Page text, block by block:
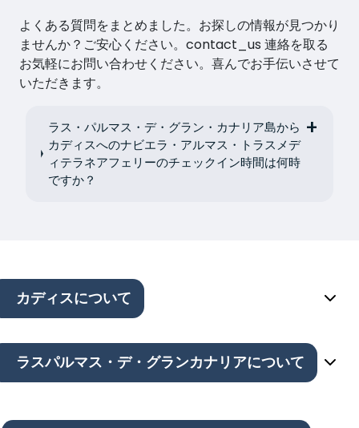
よくある質問をまとめました。お探しの情報が見つかり
ませんか？ご安心ください。contact_us 連絡を取る
お気軽にお問い合わせください。喜んでお手伝いさせて
いただきます。
ラス・パルマス・デ・グラン・カナリア島から
カディスへのナビエラ・アルマス・トラスメデ
ィテラネアフェリーのチェックイン時間は何時
ですか？
カディスについて
ラスパルマス・デ・グランカナリアについて